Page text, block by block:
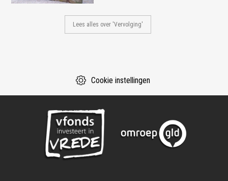
Lees alles over 'Vervolging'
Cookie instellingen